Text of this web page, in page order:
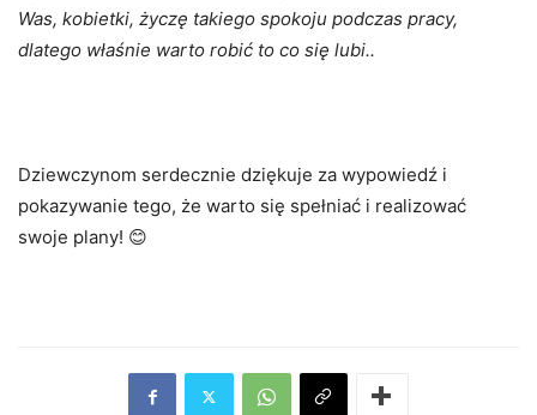
Was, kobietki, życzę takiego spokoju podczas pracy,
dlatego właśnie warto robić to co się lubi..
Dziewczynom serdecznie dziękuje za wypowiedź i
pokazywanie tego, że warto się spełniać i realizować
swoje plany! 😊